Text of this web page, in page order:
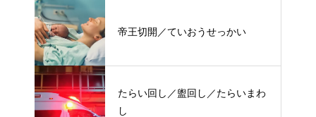
帝王切開／ていおうせっかい
たらい回し／盥回し／たらいまわ
し